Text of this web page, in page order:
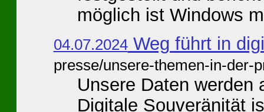
möglich ist Windows
04.07.2024Weg führt in
presse/unsere-themen-in-der-
Unsere Daten werden
Digitale Souveränität